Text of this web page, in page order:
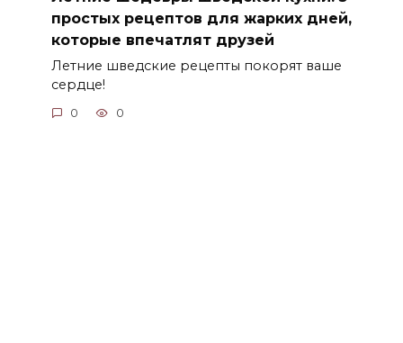
простых рецептов для жарких дней,
которые впечатлят друзей
Летние шведские рецепты покорят ваше
сердце!
0 0